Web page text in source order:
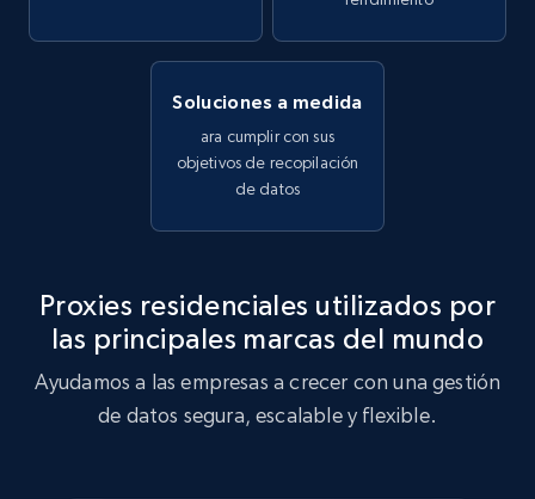
Soluciones a medida
ara cumplir con sus
objetivos de recopilación
de datos
Proxies residenciales utilizados por
las principales marcas del mundo
Ayudamos a las empresas a crecer con una gestión
de datos segura, escalable y flexible.